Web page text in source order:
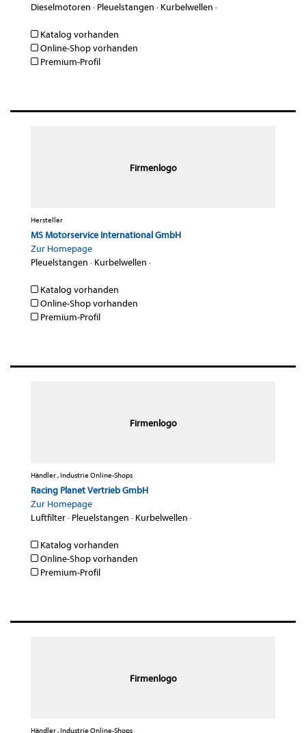
Dieselmotoren · Pleuelstangen · Kurbelwellen ·
Katalog vorhanden
Online-Shop vorhanden
Premium-Profil
Firmenlogo
Hersteller
MS Motorservice International GmbH
Zur Homepage
Pleuelstangen · Kurbelwellen ·
Katalog vorhanden
Online-Shop vorhanden
Premium-Profil
Firmenlogo
Händler , Industrie Online-Shops
Racing Planet Vertrieb GmbH
Zur Homepage
Luftfilter· Pleuelstangen · Kurbelwellen ·
Katalog vorhanden
Online-Shop vorhanden
Premium-Profil
Firmenlogo
Händler , Industrie Online-Shops